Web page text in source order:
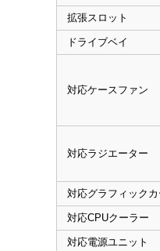
拡張スロット
ドライブベイ
対応ケースファン
対応ラジエーター
対応グラフィックカ
対応CPUクーラー
対応電源ユニット